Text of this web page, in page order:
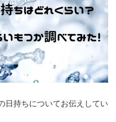
日持ちについてお伝えしてい